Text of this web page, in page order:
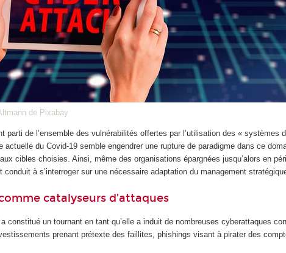
de Pixabay
parti de l’ensemble des vulnérabilités offertes par l’utilisation des « systèmes
actuelle du Covid-19 semble engendrer une rupture de paradigme dans ce
cibles choisies. Ainsi, même des organisations épargnées jusqu’alors en
conduit à s’interroger sur une nécessaire adaptation du management
catalyseurs d’attaques
constitué un tournant en tant qu’elle a induit de nombreuses cyberattaques
prenant prétexte des faillites, phishings visant à pirater des